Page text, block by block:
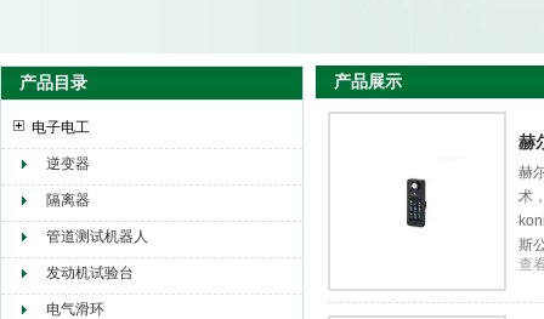
赫尔纳贸易（大连）有限公司
产品目录
电子电工
逆变器
隔离器
管道测试机器人
发动机试验台
电气滑环
产品展示
赫
赫
术
斯
查